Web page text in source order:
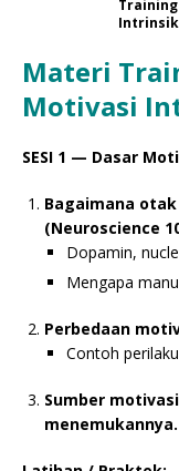
Materi
Motivasi
SESI 1 — Dasar
Bagaimana
(Neuroscience
Dopamin,
Mengapa
Perbedaan
Contoh
Sumber
menemukannya.